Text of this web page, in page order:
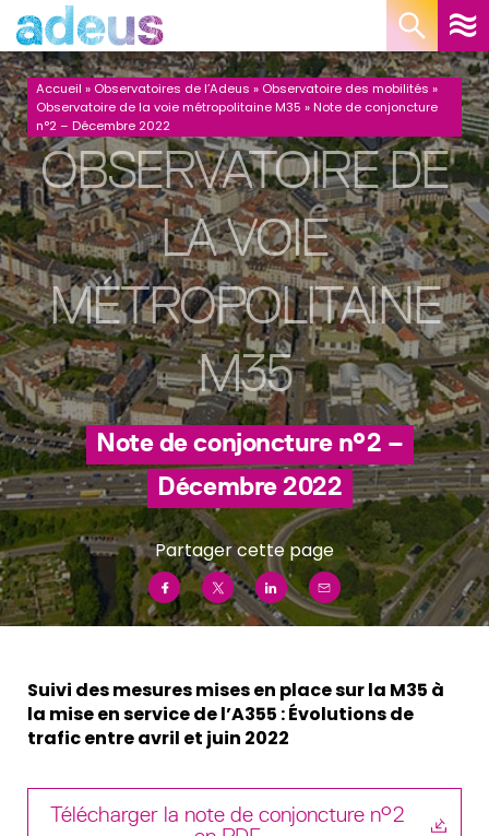
Accueil » Observatoires de l’Adeus » Observatoire des mobilités »
Observatoire de la voie métropolitaine M35 »Note de conjoncture
n°2 – Décembre 2022
OBSERVATOIRE DE
LA VOIE
MÉTROPOLITAINE
M35
Note de conjoncture n°2 –
Décembre 2022
Partager cette page
Suivi des mesures mises en place sur la M35 à
la mise en service de l’A355 : Évolutions de
trafic entre avril et juin 2022
Télécharger la note de conjoncture n°2
Panneau de gestion des cookies